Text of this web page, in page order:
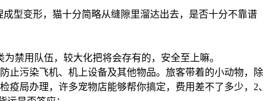
型变形，猫十分简略从缝隙里溜达出去，是否十分不靠谱
禁用队伍，较大化把将会存有的，安全至上嘛。
止污染飞机、机上设备及其他物品。旅客带着的小动物，除
局办理，许多宠物店能够帮你搞定，费用差不了多少，2、